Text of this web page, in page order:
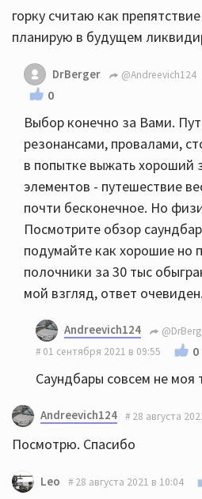
горку считаю как
планирую в будущем
DrBerger @Andreevich124
0
Выбор конечно за Вами.
резонансами, провалами,
в попытке выжать хороший
элементов - путешествие
почти бесконечное. Но
Посмотрите обзор
подумайте как хорошие но
полочники за 30 тыс
мой взгляд, ответ очевиден.
Andreevich124
01 сентября 2021 в 09:55
0
Саундбары совсем не моя
Andreevich124 28 августа
Посмотрю. Спасибо
Leo 28 августа 2021 в 10:04